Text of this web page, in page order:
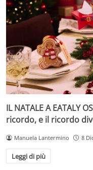
IL NATALE A EATALY
ricordo, e il ricordo
Manuela Lantermino 8
Leggi di più